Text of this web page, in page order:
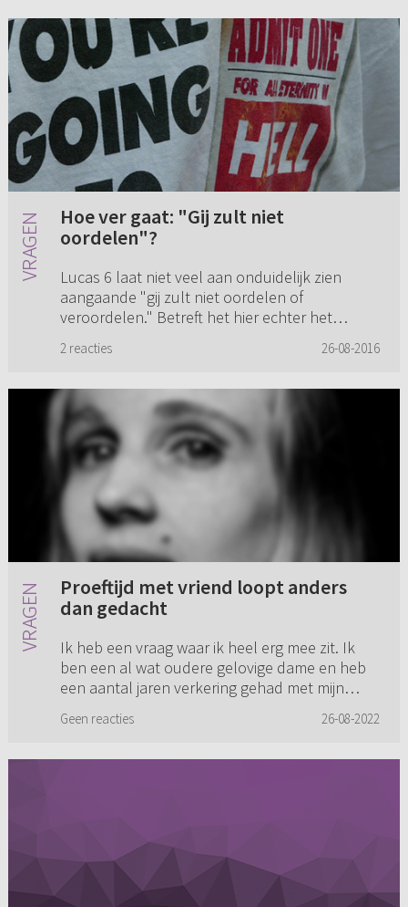
Hoe ver gaat: "Gij zult niet
oordelen"?
Lucas 6 laat niet veel aan onduidelijk zien
aangaande "gij zult niet oordelen of
veroordelen." Betreft het hier echter het
niet geoordeeld of veroordeeld ...
2 reacties 26-08-2016
Proeftijd met vriend loopt anders
dan gedacht
Ik heb een vraag waar ik heel erg mee zit. Ik
ben een al wat oudere gelovige dame en heb
een aantal jaren verkering gehad met mijn
tweemaal ten huwelijk...
Geen reacties 26-08-2022